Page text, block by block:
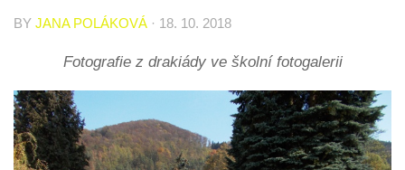
BY JANA POLÁKOVÁ · 18. 10. 2018
Fotografie z drakiády ve školní fotogalerii